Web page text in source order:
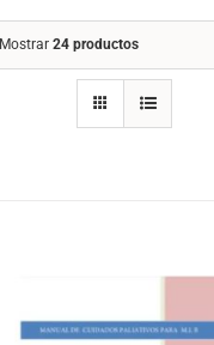
Mostrar 24 productos